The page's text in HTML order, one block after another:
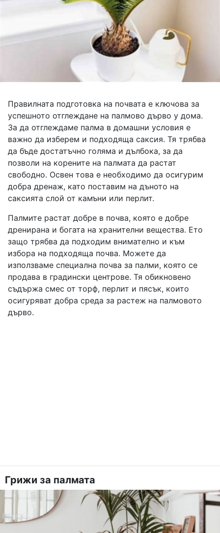
Правилната подготовка на почвата е ключова за
успешното отглеждане на палмово дърво у дома.
За да отглеждаме палма в домашни условия е
важно да изберем и подходяща саксия. Тя трябва
да бъде достатъчно голяма и дълбока, за да
позволи на корените на палмата да растат
свободно. Освен това е необходимо да осигурим
добра дренаж, като поставим на дъното на
саксията слой от камъни или перлит.
Палмите растат добре в почва, която е добре
дренирана и богата на хранителни вещества. Ето
защо трябва да подходим внимателно и към
избора на подходяща почва. Можете да
използваме специална почва за палми, която се
продава в градински центрове. Тя обикновено
съдържа смес от торф, перлит и пясък, които
осигуряват добра среда за растеж на палмовото
дърво.
Грижи за палмата